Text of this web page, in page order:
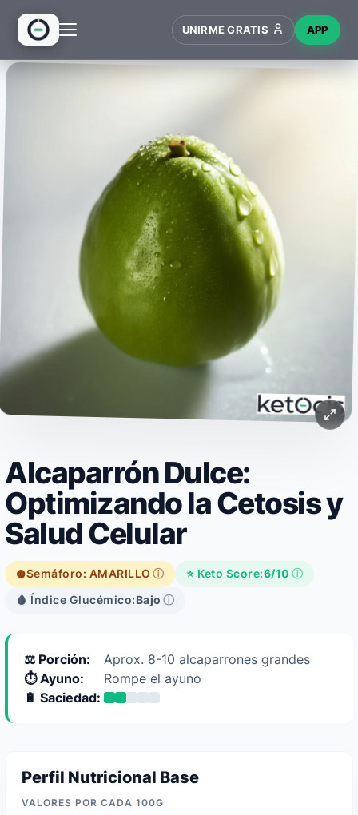
HUB
WIKI
NUEVO
UNIRME GRATIS APP
Alcaparrón Dulce:
Optimizando la Cetosis y
Salud Celular
🟡Semáforo: AMARILLO ⓘ ⭐ Keto Score:6/10 ⓘ
🩸 Índice Glucémico:Bajo ⓘ
⚖️ Porción:
Aprox. 8-10 alcaparrones grandes
⏱️ Ayuno:
Rompe el ayuno
🔋 Saciedad:
Perfil Nutricional Base
VALORES POR CADA 100G